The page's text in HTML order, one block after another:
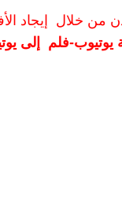
من خلال إيجاد
يوتيوب-فلم إلى